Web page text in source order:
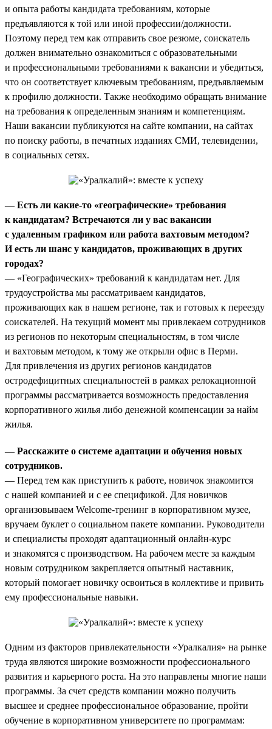
и опыта работы кандидата требованиям, которые
предъявляются к той или иной профессии/должности.
Поэтому перед тем как отправить свое резюме, соискатель
должен внимательно ознакомиться с образовательными
и профессиональными требованиями к вакансии и убедиться,
что он соответствует ключевым требованиям, предъявляемым
к профилю должности. Также необходимо обращать внимание
на требования к определенным знаниям и компетенциям.
Наши вакансии публикуются на сайте компании, на сайтах
по поиску работы, в печатных изданиях СМИ, телевидении,
в социальных сетях.
— Есть ли какие-то «географические» требования
к кандидатам? Встречаются ли у вас вакансии
с удаленным графиком или работа вахтовым методом?
И есть ли шанс у кандидатов, проживающих в других
городах?
— «Географических» требований к кандидатам нет. Для
трудоустройства мы рассматриваем кандидатов,
проживающих как в нашем регионе, так и готовых к переезду
соискателей. На текущий момент мы привлекаем сотрудников
из регионов по некоторым специальностям, в том числе
и вахтовым методом, к тому же открыли офис в Перми.
Для привлечения из других регионов кандидатов
остродефицитных специальностей в рамках релокационной
программы рассматривается возможность предоставления
корпоративного жилья либо денежной компенсации за найм
жилья.
— Расскажите о системе адаптации и обучения новых
сотрудников.
— Перед тем как приступить к работе, новичок знакомится
с нашей компанией и с ее спецификой. Для новичков
организовываем Welcome-тренинг в корпоративном музее,
вручаем буклет о социальном пакете компании. Руководители
и специалисты проходят адаптационный онлайн-курс
и знакомятся с производством. На рабочем месте за каждым
новым сотрудником закрепляется опытный наставник,
который помогает новичку освоиться в коллективе и привить
ему профессиональные навыки.
Одним из факторов привлекательности «Уралкалия» на рынке
труда являются широкие возможности профессионального
развития и карьерного роста. На это направлены многие наши
программы. За счет средств компании можно получить
высшее и среднее профессиональное образование, пройти
обучение в корпоративном университете по программам: